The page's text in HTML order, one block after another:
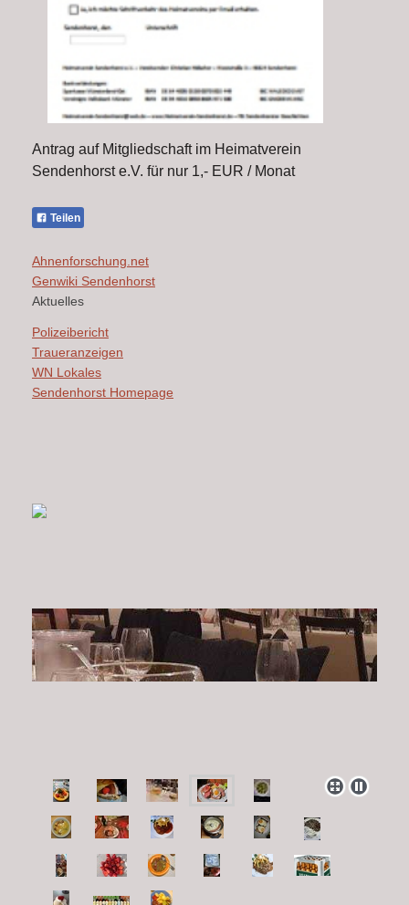
Antrag auf Mitgliedschaft im Heimatverein
Sendenhorst e.V. für nur 1,- EUR / Monat
Teilen
Ahnenforschung.net
Genwiki Sendenhorst
Aktuelles
Polizeibericht
Traueranzeigen
WN Lokales
Sendenhorst Homepage